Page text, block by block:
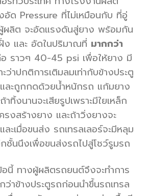
อัด Pressure ที่ไม่เหมือนกับ ที่อู่
ผลิต จะอัดแรงดันสู่ยาง พร้อมกัน
ง และ อัดในปริมาณที่ มากกว่า
อ ราวๆ 40-45 psi เพื่อให้ยาง มี
าปกติการเติมลมเท่ากับข้างประตู
และถูกกดด้วยน้ำหนักรถ แก้มยาง
ทิ้งนานจะเสียรูปเพราะมีใยเหล็ก
รงสร้างยาง และถ้าวิ่งยางจะ
ะเมื่อขนส่ง รถเทรลเลอร์จะมีหลุม
ชั้นนึงเพื่อขนส่งรถไปสู่โชว์รูมรถ
นี้ ทางผู้ผลิตรถยนต์จึงจะทำการ
ว่าข้างประตูรถก่อนนำขึ้นรถเทรล